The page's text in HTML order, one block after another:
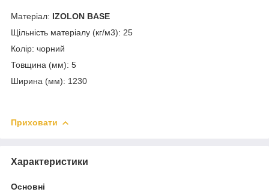
Матеріал: IZOLON BASE
Щільність матеріалу (кг/м3): 25
Колір: чорний
Товщина (мм): 5
Ширина (мм): 1230
Приховати
Характеристики
Основні